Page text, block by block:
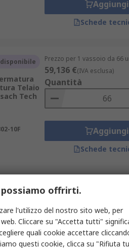
Aggiungi
Schede
Telaio
Tech
10F
Prezzo per 1 vassoio da 66
59,136 €(IVA esclusa)
Quantità
Aggiungi
Schede
Acciaio
x 3 mm
Prezzo per 1 vassoio da 72
144,288 €
Quantità
possiamo offrirti.
l'utilizzo del nostro sito web, per
Cliccare su "Accetta tutti"
quali cookie accettare
questi cookie, clicca su "Rifiuta